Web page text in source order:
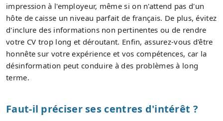
impression à l'employeur, même si on n'attend pas d'un
hôte de caisse un niveau parfait de français. De plus, évitez
d'inclure des informations non pertinentes ou de rendre
votre CV trop long et déroutant. Enfin, assurez-vous d'être
honnête sur votre expérience et vos compétences, car la
désinformation peut conduire à des problèmes à long
terme.
Faut-il préciser ses centres d'intérêt ?